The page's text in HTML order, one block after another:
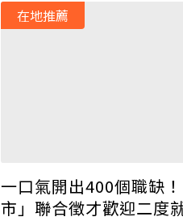
一口氣開出400個職缺
市」聯合徵才歡迎二度
在地推薦